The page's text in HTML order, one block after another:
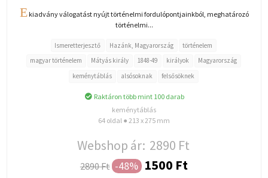
Ekiadvány válogatást nyújt történelmi fordulópontjainkból, meghatározó
történelmi...
Ismeretterjesztő Hazánk, Magyarország
történelem
magyar történelem
Mátyás király 1848-49 királyok
Magyarország
keménytáblás
alsósoknak felsősöknek
Raktáron több mint 100 darab
keménytáblás
64 oldal ● 213 x 275 mm
Webshop ár: 2890 Ft
2890 Ft -48% 1500 Ft